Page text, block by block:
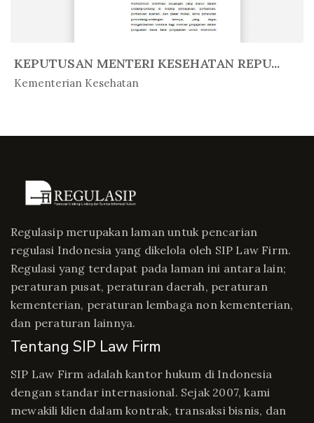
KEPUTUSAN MENTERI KESEHATAN REPU...
Kementerian Kesehatan
In Peratur...
Regulasip merupakan laman untuk pencarian
regulasi Indonesia yang dikelola oleh SIP Law Firm.
Regulasi yang terdapat pada laman ini antara lain;
peraturan pusat, peraturan daerah, peraturan
kementerian, peraturan lembaga non kementerian,
dan peraturan lainnya.
Tentang SIP Law Firm
SIP Law Firm adalah kantor hukum di Indonesia
dengan standar internasional. Sejak 2007, kami
mewakili klien dalam kontrak, transaksi bisnis, dan